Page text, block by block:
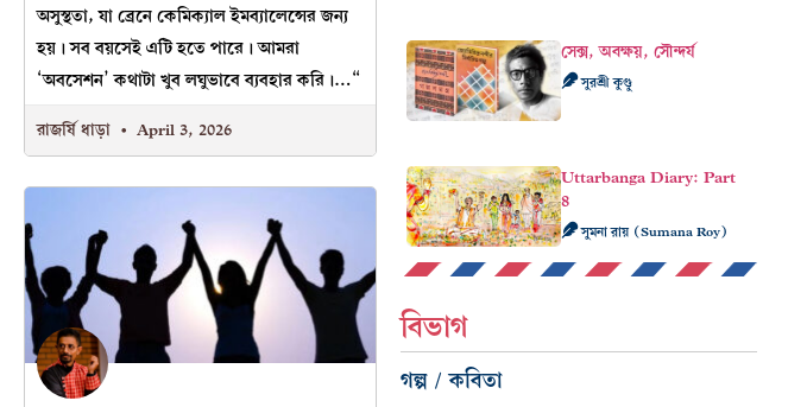
অসুস্থতা, যা ব্রেনে কেমিক্যাল ইমব্যালেন্সের জন্য
হয়। সব বয়সেই এটি হতে পারে। আমরা
‘অবসেশন’ কথাটা খুব লঘুভাবে ব্যবহার করি।…“
রাজর্ষি ধাড়া
April 3, 2026
সেক্স, অবক্ষয়, সৌন্দর্য
সুরশ্রী কুণ্ডু
Uttarbanga Diary: Part
8
সুমনা রায় (Sumana Roy)
বিভাগ
গল্প / কবিতা